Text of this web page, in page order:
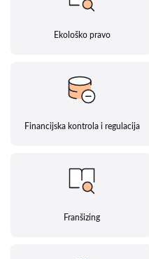
Ekološko pravo
Financijska kontrola i regulacija
Franšizing